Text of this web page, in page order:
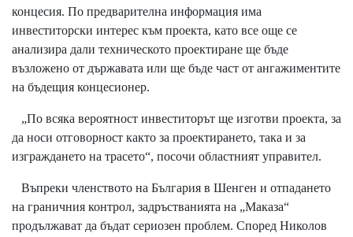
концесия. По предварителна информация има
инвеститорски интерес към проекта, като все още се
анализира дали техническото проектиране ще бъде
възложено от държавата или ще бъде част от ангажиментите
на бъдещия концесионер.
„По всяка вероятност инвеститорът ще изготви проекта, за
да носи отговорност както за проектирането, така и за
изграждането на трасето“, посочи областният управител.
Въпреки членството на България в Шенген и отпадането
на граничния контрол, задръстванията на „Маказа“
продължават да бъдат сериозен проблем. Според Николов